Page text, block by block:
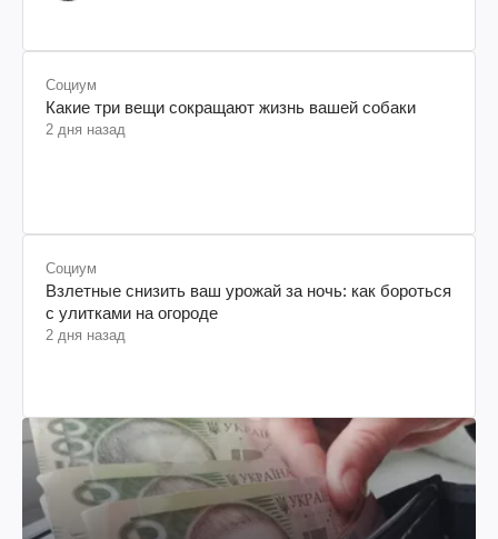
Социум
Какие три вещи сокращают жизнь вашей собаки
2 дня назад
Социум
Взлетные снизить ваш урожай за ночь: как бороться
с улитками на огороде
2 дня назад